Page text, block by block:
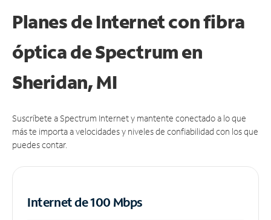
Planes de Internet con fibra
óptica de Spectrum en
Sheridan, MI
Suscríbete a Spectrum Internet y mantente conectado a lo que
más te importa a velocidades y niveles de confiabilidad con los que
puedes contar.
Internet de 100 Mbps